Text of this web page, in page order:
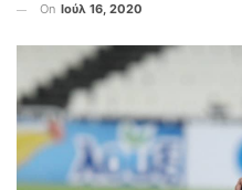
On Ιούλ 16, 2020